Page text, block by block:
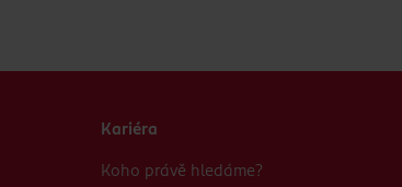
Kariéra
Koho právě hledáme?